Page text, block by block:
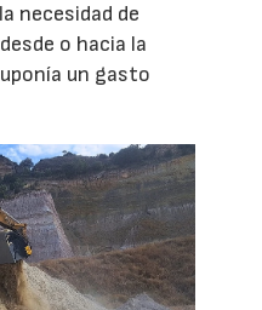
necesidad de
o hacia la
un gasto